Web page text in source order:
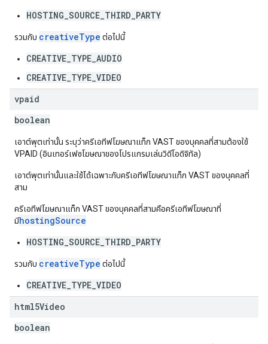
HOSTING_SOURCE_THIRD_PARTY
รวมกับ creativeType ต่อไปนี้
CREATIVE_TYPE_AUDIO
CREATIVE_TYPE_VIDEO
vpaid
boolean
เอาต์พุตเท่านั้น ระบุว่าครีเอทีฟโฆษณาแท็ก VAST ของบุคคลที่สามต้องใช้
VPAID (อินเทอร์เฟซโฆษณาของโปรแกรมเล่นวิดีโอดิจิทัล)
เอาต์พุตเท่านั้นและใช้ได้เฉพาะกับครีเอทีฟโฆษณาแท็ก VAST ของบุคคลที่
สาม
ครีเอทีฟโฆษณาแท็ก VAST ของบุคคลที่สามคือครีเอทีฟโฆษณาที่
มีhostingSource
HOSTING_SOURCE_THIRD_PARTY
รวมกับ creativeType ต่อไปนี้
CREATIVE_TYPE_VIDEO
html5Video
boolean